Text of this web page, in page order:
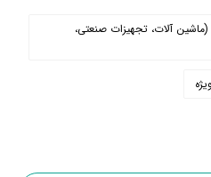
آلات، تجهیزات صنعتی،